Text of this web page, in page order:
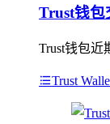
Trust钱包
Trust钱包
Trust